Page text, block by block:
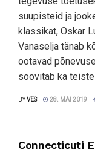
suupisteid ja
klassikat, Oskar
Vanaselja tänab
ootavad
soovitab ka
BYVES 28. MAI 2019
Connecticuti